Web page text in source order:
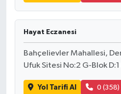
Hayat Eczanesi
Bahçelievler Mahallesi,
Ufuk Sitesi No:2 G-Blok
Yol Tarifi Al 0 (358)